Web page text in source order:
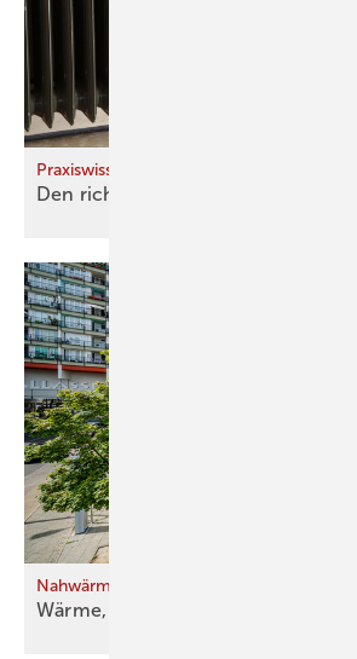
Praxiswissen: Heizkörper einstellen
Den richtigen Dreh für die ­Heizung
Nahwärme für ein Baudenkmal
Wärme, die sich